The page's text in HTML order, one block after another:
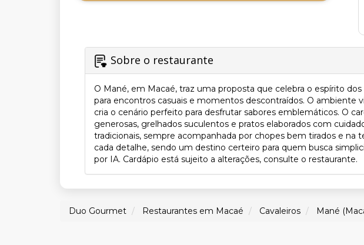
Sobre o restaurante
O Mané, em Macaé, traz uma proposta que celebra o espírito
para encontros casuais e momentos descontraídos. O ambiente
cria o cenário perfeito para desfrutar sabores emblemáticos. O
generosas, grelhados suculentos e pratos elaborados com
tradicionais, sempre acompanhada por chopes bem tirados e na
cada detalhe, sendo um destino certeiro para quem busca
por IA. Cardápio está sujeito a alterações, consulte o restaurante.
Duo Gourmet Restaurantes em Macaé Cavaleiros Mané